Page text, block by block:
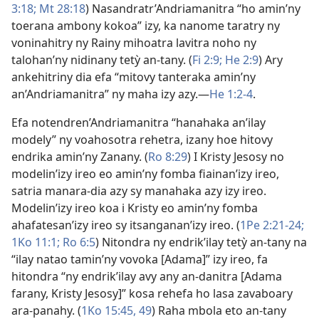
3:18; Mt 28:18) Nasandratr’Andriamanitra “ho amin’ny
toerana ambony kokoa” izy, ka nanome taratry ny
voninahitry ny Rainy mihoatra lavitra noho ny
talohan’ny nidinany tetỳ an-tany. (Fi 2:9; He 2:9) Ary
ankehitriny dia efa “mitovy tanteraka amin’ny
an’Andriamanitra” ny maha izy azy.​—He 1:2-4.
Efa notendren’Andriamanitra “hanahaka an’ilay
modely” ny voahosotra rehetra, izany hoe hitovy
endrika amin’ny Zanany. (Ro 8:29) I Kristy Jesosy no
modelin’izy ireo eo amin’ny fomba fiainan’izy ireo,
satria manara-dia azy sy manahaka azy izy ireo.
Modelin’izy ireo koa i Kristy eo amin’ny fomba
ahafatesan’izy ireo sy itsanganan’izy ireo. (1Pe 2:21-24;
1Ko 11:1; Ro 6:5) Nitondra ny endrik’ilay tetỳ an-tany na
“ilay natao tamin’ny vovoka [Adama]” izy ireo, fa
hitondra “ny endrik’ilay avy any an-danitra [Adama
farany, Kristy Jesosy]” kosa rehefa ho lasa zavaboary
ara-panahy. (1Ko 15:45, 49) Raha mbola eto an-tany